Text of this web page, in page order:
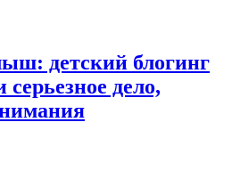
детский блогинг
дело,